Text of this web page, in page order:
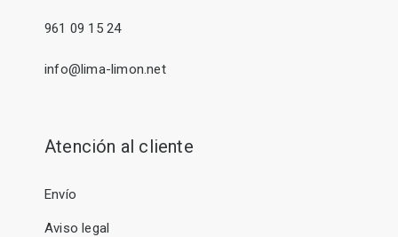
961 09 15 24
info@lima-limon.net
Atención al cliente
Envío
Aviso legal